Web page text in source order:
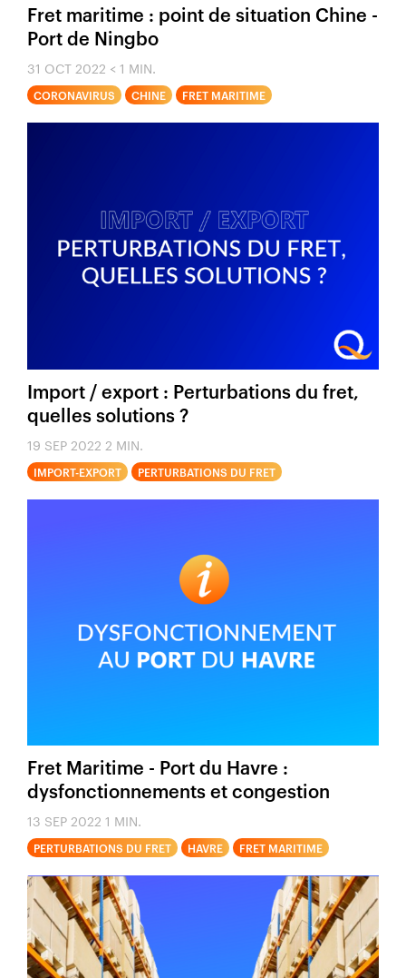
Fret maritime : point de situation Chine -
Port de Ningbo
31 OCT 2022 < 1 MIN.
CORONAVIRUS CHINE FRET MARITIME
Import / export : Perturbations du fret,
quelles solutions ?
19 SEP 2022 2 MIN.
IMPORT-EXPORT PERTURBATIONS DU FRET
Fret Maritime - Port du Havre :
dysfonctionnements et congestion
13 SEP 2022 1 MIN.
PERTURBATIONS DU FRET HAVRE FRET MARITIME